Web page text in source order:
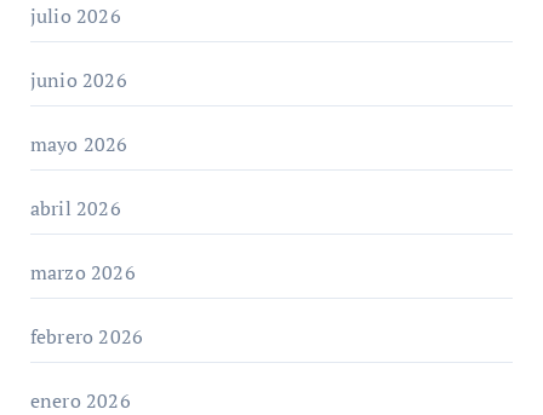
julio 2026
junio 2026
mayo 2026
abril 2026
marzo 2026
febrero 2026
enero 2026